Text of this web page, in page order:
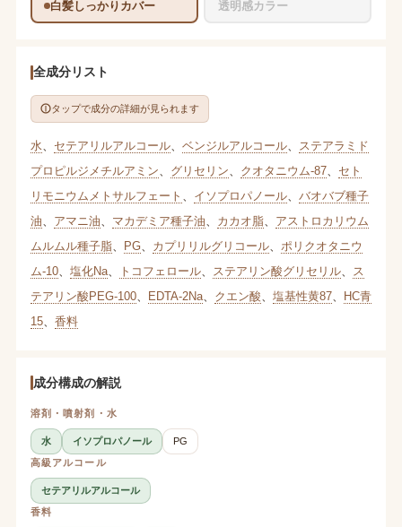
白髪しっかりカバー 透明感カラー
全成分リスト
タップで成分の詳細が見られます
水 セテアリルアルコール、 ベンジルアルコール、
ステアラミド
プロピルジメチルアミン
グリセリン クオタニウム-87、 セト
リモニウムメトサルフェート
イソプロパノール、 バオバブ種子
油
アマニ油 マカデミア種子油 カカオ脂、 アストロカリウム
ムルムル種子脂、 PG、 カプリリルグリコール、 ポリクオタニウ
ム-10、 塩化Na、 トコフェロール、 ステアリン酸グリセリル、
ス
テアリン酸PEG-100、 EDTA-2Na、 クエン酸 塩基性黄87、 HC青
15、 香料
成分構成の解説
溶剤・噴射剤・水
水 イソプロパノール
PG
高級アルコール
セテアリルアルコール
香料